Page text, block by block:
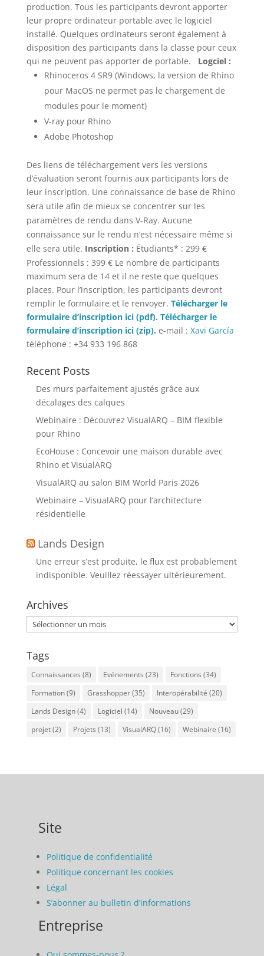
production. Tous les participants devront apporter
leur propre ordinateur portable avec le logiciel
installé. Quelques ordinateurs seront également à
disposition des participants dans la classe pour ceux
qui ne peuvent pas apporter de portable. Logciel :
Rhinoceros 4 SR9 (Windows, la version de Rhino
pour MacOS ne permet pas le chargement de
modules pour le moment)
V-ray pour Rhino
Adobe Photoshop
Des liens de téléchargement vers les versions
d’évaluation seront fournis aux participants lors de
leur inscription. Une connaissance de base de Rhino
sera utile afin de mieux se concentrer sur les
paramètres de rendu dans V-Ray. Aucune
connaissance sur le rendu n’est nécessaire même si
elle sera utile. Inscription : Étudiants* : 299 €
Professionnels : 399 € Le nombre de participants
maximum sera de 14 et il ne reste que quelques
places. Pour l’inscription, les participants devront
remplir le formulaire et le renvoyer. Télécharger le
formulaire d’inscription ici (pdf). Télécharger le
formulaire d’inscription ici (zip). e-mail : Xavi García
téléphone : +34 933 196 868
Recent Posts
Des murs parfaitement ajustés grâce aux
décalages des calques
Webinaire : Découvrez VisualARQ – BIM flexible
pour Rhino
EcoHouse : Concevoir une maison durable avec
Rhino et VisualARQ
VisualARQ au salon BIM World Paris 2026
Webinaire – VisualARQ pour l’architecture
résidentielle
Lands Design
Une erreur s’est produite, le flux est probablement
indisponible. Veuillez réessayer ultérieurement.
Archives
Archives
Tags
Connaissances (8) Evénements (23) Fonctions (34)
Formation(9) Grasshopper(35) Interopérabilité (20)
Lands Design(4) Logiciel (14) Nouveau(29)
projet(2) Projets (13) VisualARQ(16) Webinaire (16)
Site
Politique de confidentialité
Politique concernant les cookies
Légal
S’abonner au bulletin d’informations
Entreprise